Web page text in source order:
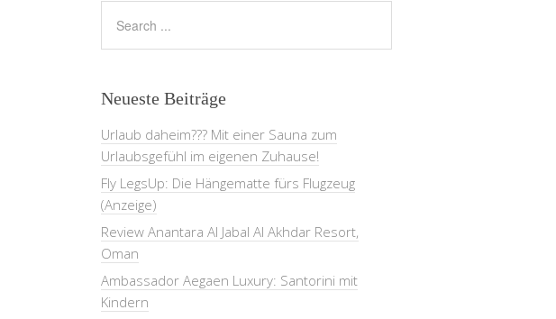
Neueste Beiträge
Urlaub daheim??? Mit einer Sauna zum
Urlaubsgefühl im eigenen Zuhause!
Fly LegsUp: Die Hängematte fürs Flugzeug
(Anzeige)
Review Anantara Al Jabal Al Akhdar Resort,
Oman
Ambassador Aegaen Luxury: Santorini mit
Kindern